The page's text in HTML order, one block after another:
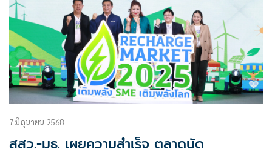
7 มิถุนายน 2568
สสว.-มธ. เผยความสำเร็จ ตลาดนัด